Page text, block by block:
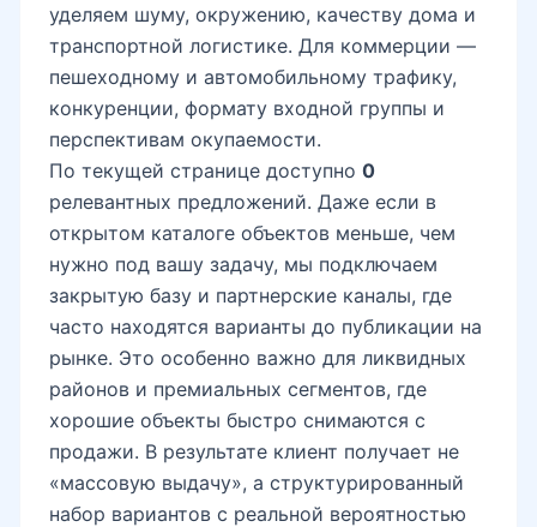
уделяем шуму, окружению, качеству дома и
транспортной логистике. Для коммерции —
пешеходному и автомобильному трафику,
конкуренции, формату входной группы и
перспективам окупаемости.
По текущей странице доступно 0
релевантных предложений. Даже если в
открытом каталоге объектов меньше, чем
нужно под вашу задачу, мы подключаем
закрытую базу и партнерские каналы, где
часто находятся варианты до публикации на
рынке. Это особенно важно для ликвидных
районов и премиальных сегментов, где
хорошие объекты быстро снимаются с
продажи. В результате клиент получает не
«массовую выдачу», а структурированный
набор вариантов с реальной вероятностью